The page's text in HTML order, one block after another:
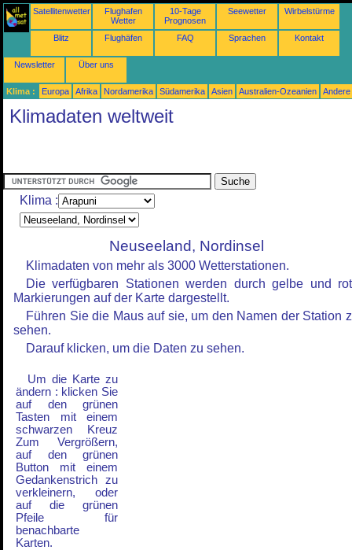
Satellitenwetter
Flughafen
Wetter
10-Tage
Prognosen
Seewetter Wirbelstürme
Blitz Flughäfen FAQ Sprachen Kontakt
Newsletter Über uns
Klima : Europa Afrika Nordamerika Südamerika Asien Australien-Ozeanien Andere
Klimadaten weltweit
Klima :
Neuseeland, Nordinsel
Klimadaten von mehr als 3000 Wetterstationen.
Die verfügbaren Stationen werden durch gelbe und
Markierungen auf der Karte dargestellt.
Führen Sie die Maus auf sie, um den Namen der Station
sehen.
Darauf klicken, um die Daten zu sehen.
Um die Karte zu
ändern : klicken Sie
auf den grünen
Tasten mit einem
schwarzen Kreuz
Zum Vergrößern,
auf den grünen
Button mit einem
Gedankenstrich zu
verkleinern, oder
auf die grünen
Pfeile für
benachbarte
Karten.